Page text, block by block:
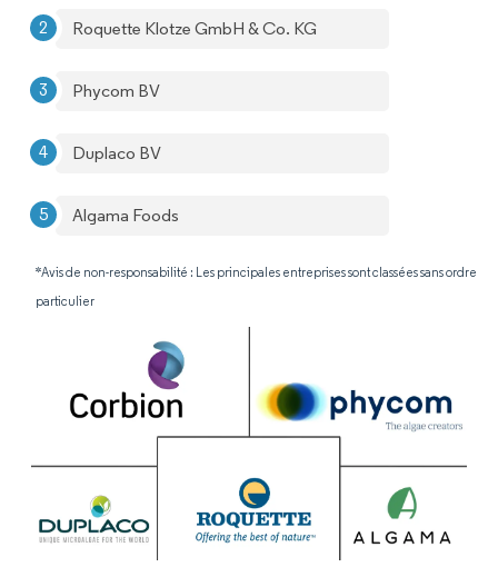
Roquette Klotze GmbH & Co. KG
Phycom BV
Duplaco BV
Algama Foods
*Avis de non-responsabilité : Les principales entreprises sont classées sans ordre
particulier